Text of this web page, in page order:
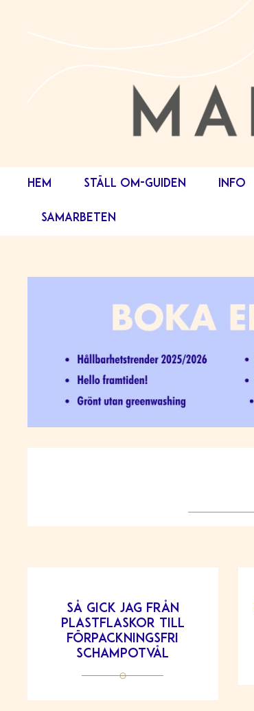
HEM STÄLL OM-GUIDEN INFO
SAMARBETEN
Så gick jag från
plastflaskor till
förpackningsfri
schampotvål